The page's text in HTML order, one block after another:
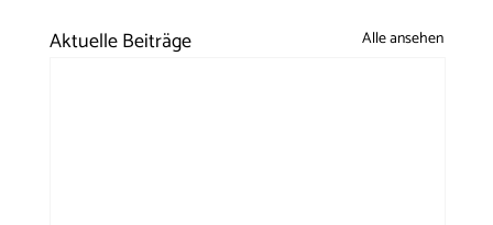
Aktuelle Beiträge Alle ansehen